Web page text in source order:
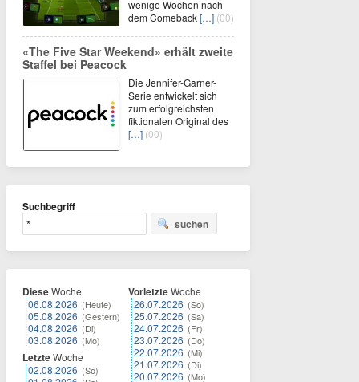
wenige Wochen nach
dem Comeback[…] (00)
«The Five Star Weekend» erhält zweite
Staffel bei Peacock
Die Jennifer-Garner-
Serie entwickelt sich
zum erfolgreichsten
fiktionalen Original des
[…] (00)
Suchbegriff
suchen
DieseWoche
06.08.2026 (Heute)
05.08.2026 (Gestern)
04.08.2026 (Di)
03.08.2026 (Mo)
LetzteWoche
02.08.2026 (So)
VorletzteWoche
26.07.2026 (So)
25.07.2026 (Sa)
24.07.2026 (Fr)
23.07.2026 (Do)
22.07.2026 (Mi)
21.07.2026 (Di)
20.07.2026 (Mo)